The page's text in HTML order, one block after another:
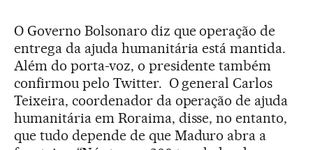
O Governo Bolsonaro diz que operação de
entrega da ajuda humanitária está mantida.
Além do porta-voz, o presidente também
confirmou pelo Twitter. O general Carlos
Teixeira, coordenador da operação de ajuda
humanitária em Roraima, disse, no entanto,
que tudo depende de que Maduro abra a